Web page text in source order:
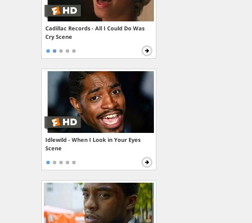
Cadillac Records - All I Could Do Was
Cry Scene
Idlewild - When I Look in Your Eyes
Scene